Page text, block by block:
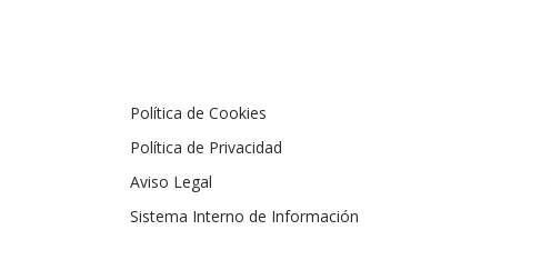
Política de Cookies
Política de Privacidad
Aviso Legal
Sistema Interno de Información